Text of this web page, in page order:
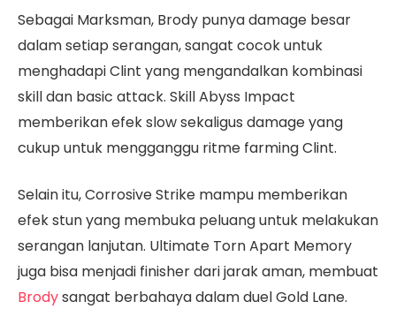
Sebagai Marksman, Brody punya damage besar
dalam setiap serangan, sangat cocok untuk
menghadapi Clint yang mengandalkan kombinasi
skill dan basic attack. Skill Abyss Impact
memberikan efek slow sekaligus damage yang
cukup untuk mengganggu ritme farming Clint.
Selain itu, Corrosive Strike mampu memberikan
efek stun yang membuka peluang untuk melakukan
serangan lanjutan. Ultimate Torn Apart Memory
juga bisa menjadi finisher dari jarak aman, membuat
Brodysangat berbahaya dalam duel Gold Lane.